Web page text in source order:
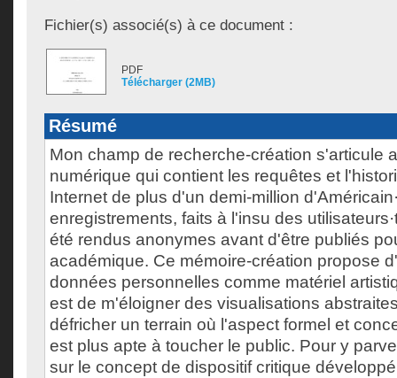
Fichier(s) associé(s) à ce document :
PDF
Télécharger (2MB)
Résumé
Mon champ de recherche-création s'articule
numérique qui contient les requêtes et
Internet de plus d'un demi-million
enregistrements, faits à l'insu des
été rendus anonymes avant d'être publiés
académique. Ce mémoire-création propose
données personnelles comme matériel
est de m'éloigner des visualisations
défricher un terrain où l'aspect formel et
est plus apte à toucher le public. Pour y
sur le concept de dispositif critique